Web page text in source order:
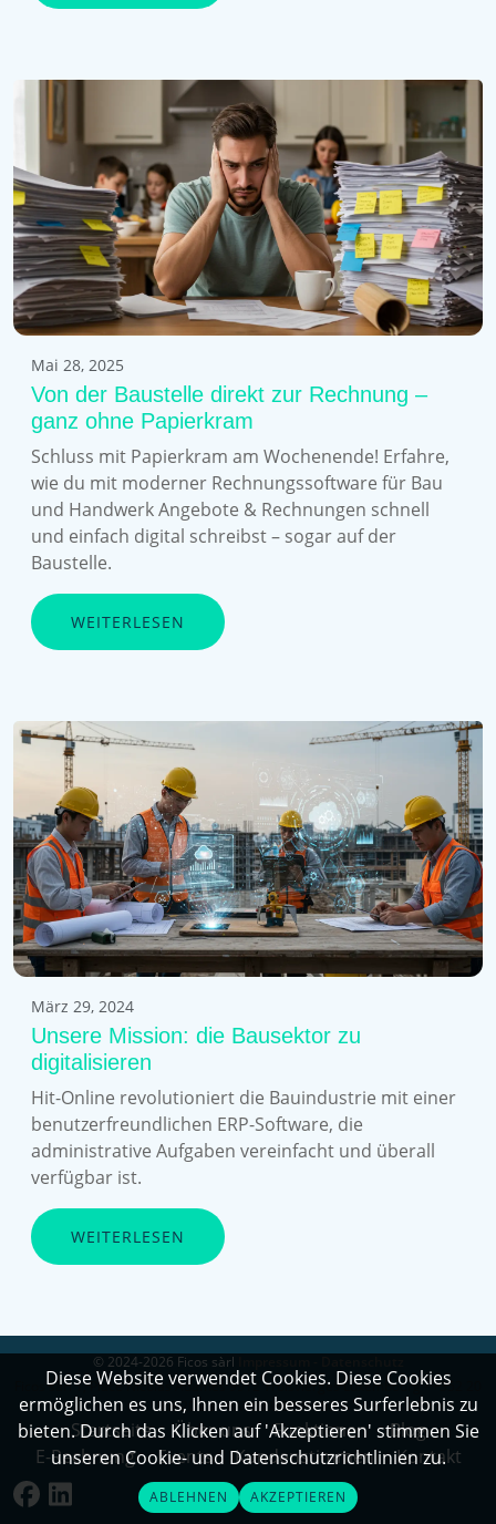
Mai 28, 2025
Von der Baustelle direkt zur Rechnung –
ganz ohne Papierkram
Schluss mit Papierkram am Wochenende! Erfahre,
wie du mit moderner Rechnungssoftware für Bau
und Handwerk Angebote & Rechnungen schnell
und einfach digital schreibst – sogar auf der
Baustelle.
WEITERLESEN
März 29, 2024
Unsere Mission: die Bausektor zu
digitalisieren
Hit-Online revolutioniert die Bauindustrie mit einer
benutzerfreundlichen ERP-Software, die
administrative Aufgaben vereinfacht und überall
verfügbar ist.
WEITERLESEN
© 2024-2026 Ficos sàrl
Ficos sàrl 1, Place Nicolas Adames 9912 Troisvierges Luxembourg - +352 20
88 20 23 - VAT: LU35205156
Startseite Über uns Funktionen
Blog
E-Rechnung
Events Kundenstimmen Kontakt
Diese Website verwendet Cookies. Diese Cookies
ermöglichen es uns, Ihnen ein besseres Surferlebnis zu
bieten. Durch das Klicken auf 'Akzeptieren' stimmen Sie
unseren Cookie- und Datenschutzrichtlinien zu.
ABLEHNEN AKZEPTIEREN